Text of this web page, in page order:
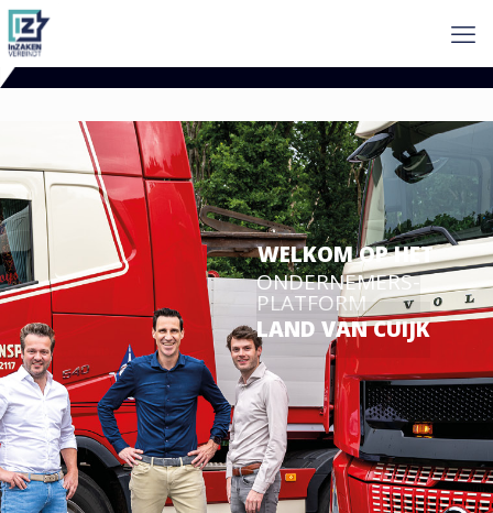
WELKOM OP HET
ONDERNEMERS-
PLATFORM
LAND VAN CUIJK